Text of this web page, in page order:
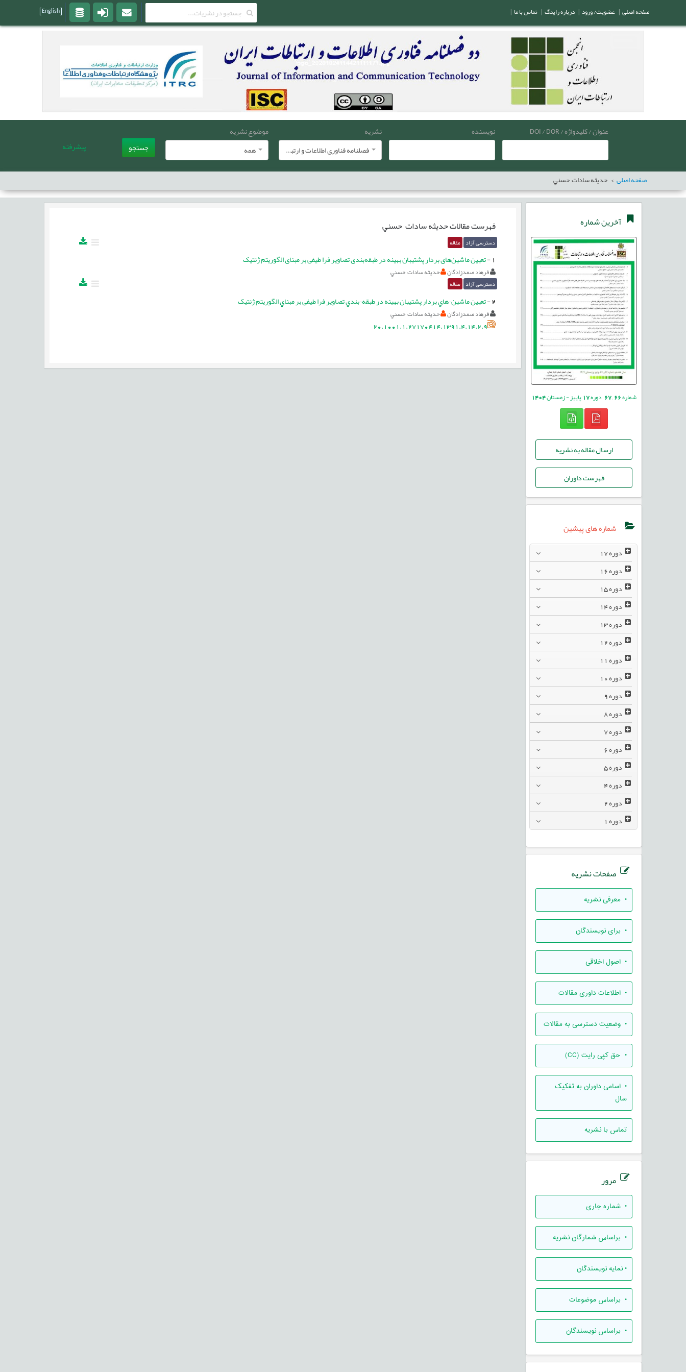
عنوان / کلیدواژه / DOI / DOR نویسنده
نشریه
فصلنامه فناوری اطلاعات و ارتباطات ایران
موضوع نشریه
همه
جستجو پیشرفته
صفحه اصلی حديثه سادات حسني
آخرین شماره
شماره66
,
67 دوره17پاییز - زمستان1404
ارسال مقاله به نشریه
فهرست داوران
شماره های پیشین
دوره
دوره
دوره
دوره
دوره
دوره
دوره
دوره
دوره
دوره
دوره
دوره
دوره
دوره
دوره
دوره
صفحات نشریه
• معرفی نشریه
• برای نویسندگان
• اصول اخلاقی
• اطلاعات داوری مقالات
• وضعیت دسترسی به مقالات
• حق کپی رایت (CC)
• اسامی داوران به تفکیک
سال
تماس با نشریه
مرور
• شماره جاری
• براساس شمارگان نشریه
•نمایه نویسندگان
• براساس موضوعات
• براساس نویسندگان
فهرست مقالاتحديثه سادات حسني
دسترسی آزاد مقاله
1
-تعیین ماشین‌های بردار پشتیبان بهینه در طبقه‌بندی تصاویر فرا طیفی بر مبنای الگوریتم ژنتیک
فرهاد صمدزادگان حديثه سادات حسني
دسترسی آزاد مقاله
2
-تعيين ماشين¬هاي بردار پشتيبان بهينه در طبقه¬بندي تصاوير فرا طیفی بر مبناي الگوريتم ژنتيک
فرهاد صمدزادگان حديثه سادات حسني
20.1001.1.27170414.1391.4.14.2.9
صفحه اصلی | عضویت/ ورود | درباره رایمگ | تماس با ما |
[English]